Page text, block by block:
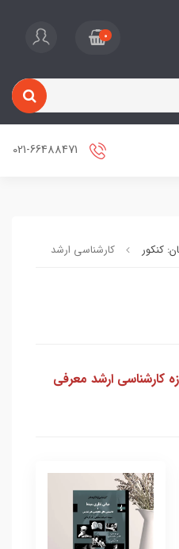
0
کنکور کارشناسی ارشد
ارشد معرفی